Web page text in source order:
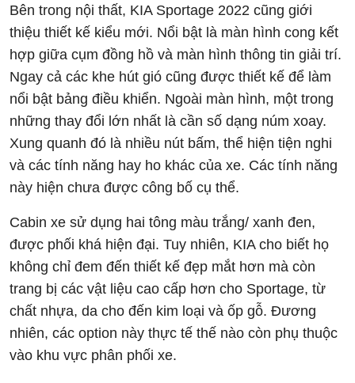
Bên trong nội thất, KIA Sportage 2022 cũng giới
thiệu thiết kế kiểu mới. Nổi bật là màn hình cong kết
hợp giữa cụm đồng hồ và màn hình thông tin giải trí.
Ngay cả các khe hút gió cũng được thiết kế để làm
nổi bật bảng điều khiển. Ngoài màn hình, một trong
những thay đổi lớn nhất là cần số dạng núm xoay.
Xung quanh đó là nhiều nút bấm, thể hiện tiện nghi
và các tính năng hay ho khác của xe. Các tính năng
này hiện chưa được công bố cụ thể.
Cabin xe sử dụng hai tông màu trắng/ xanh đen,
được phối khá hiện đại. Tuy nhiên, KIA cho biết họ
không chỉ đem đến thiết kế đẹp mắt hơn mà còn
trang bị các vật liệu cao cấp hơn cho Sportage, từ
chất nhựa, da cho đến kim loại và ốp gỗ. Đương
nhiên, các option này thực tế thế nào còn phụ thuộc
vào khu vực phân phối xe.